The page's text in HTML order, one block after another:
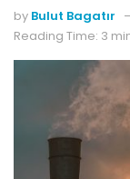
by Bulut Bagatır
Reading Time: 3